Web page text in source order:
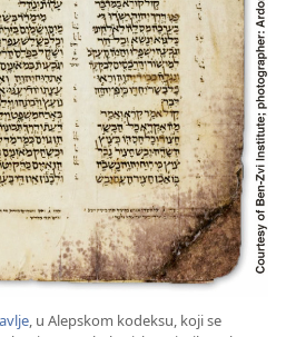
, u Alepskom kodeksu, koji se